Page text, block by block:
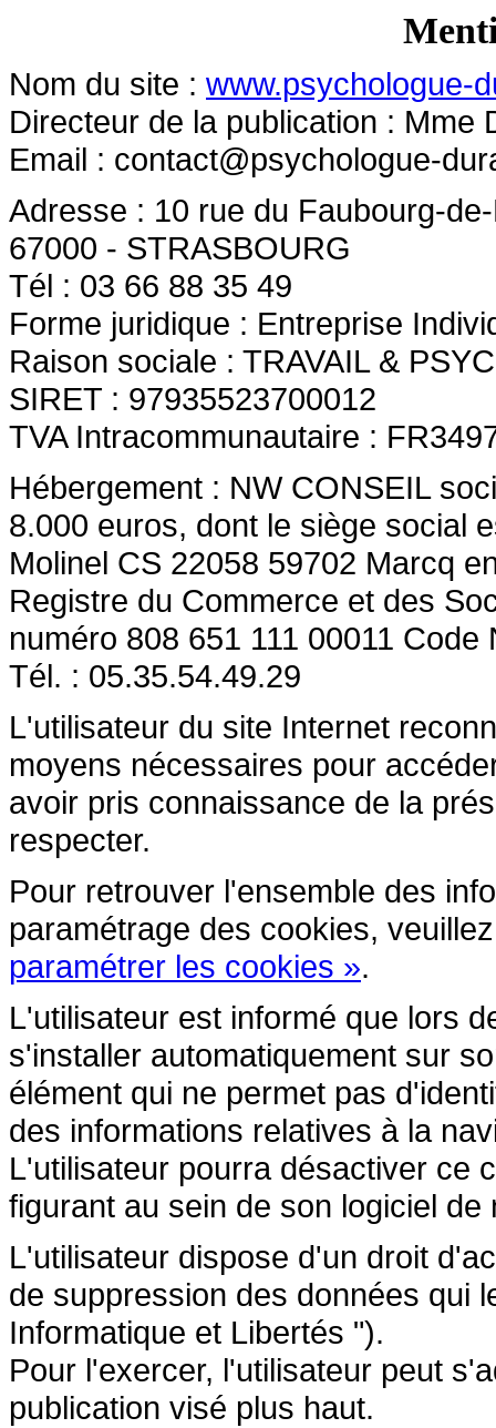
Nom du site : www.psychologue-
Directeur de la publication : Mme
Email : contact@psychologue-
Adresse : 10 rue du Faubourg-
67000 - STRASBOURG
Tél : 03 66 88 35 49
Forme juridique : Entreprise
Raison sociale : TRAVAIL &
SIRET : 97935523700012
TVA Intracommunautaire :
Hébergement : NW CONSEIL
8.000 euros, dont le siège social
Molinel CS 22058 59702 Marcq
Registre du Commerce et des
numéro 808 651 111 00011 Code
Tél. : 05.35.54.49.29
L'utilisateur du site Internet
moyens nécessaires pour
avoir pris connaissance de la
respecter.
Pour retrouver l'ensemble des
paramétrage des cookies,
paramétrer les cookies ».
L'utilisateur est informé que lors
s'installer automatiquement sur
élément qui ne permet pas
des informations relatives à la
L'utilisateur pourra désactiver ce
figurant au sein de son logiciel de
L'utilisateur dispose d'un droit
de suppression des données qui
Informatique et Libertés ").
Pour l'exercer, l'utilisateur peut
publication visé plus haut.